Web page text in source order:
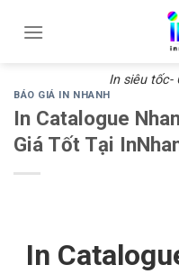
In siêu tốc-
BÁO GIÁ IN NHANH
In Catalogue
Giá Tốt Tại
In